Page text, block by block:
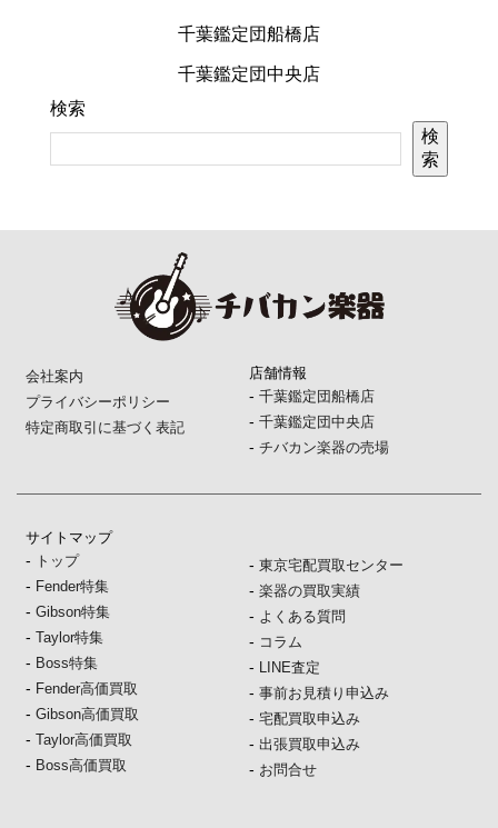
千葉鑑定団船橋店
千葉鑑定団中央店
検索
検
索
会社案内
プライバシーポリシー
特定商取引に基づく表記
店舗情報
- 千葉鑑定団船橋店
- 千葉鑑定団中央店
- チバカン楽器の売場
サイトマップ
- トップ
- Fender特集
-Gibson特集
-Taylor特集
- Boss特集
- Fender高価買取
-Gibson高価買取
-Taylor高価買取
- Boss高価買取
- 東京宅配買取センター
- 楽器の買取実績
- よくある質問
- コラム
- LINE査定
- 事前お見積り申込み
- 宅配買取申込み
- 出張買取申込み
- お問合せ